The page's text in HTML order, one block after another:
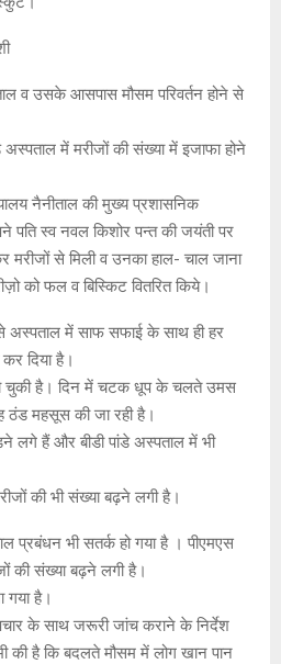
व उसके आसपास मौसम परिवर्तन होने से
में मरीजों की संख्या में इजाफा होने
नैनीताल की मुख्य प्रशासनिक
पति स्व नवल किशोर पन्त की जयंती पर
मरीजों से मिली व उनका हाल- चाल जाना
को फल व बिस्किट वितरित किये।
से अस्पताल में साफ सफाई के साथ ही हर
दिया है।
चुकी है। दिन में चटक धूप के चलते उमस
ठंड महसूस की जा रही है।
लगे हैं और बीडी पांडे अस्पताल में भी
की भी संख्या बढ़ने लगी है।
प्रबंधन भी सतर्क हो गया है । पीएमएस
की संख्या बढ़ने लगी है।
गया है।
के साथ जरूरी जांच कराने के निर्देश
की है कि बदलते मौसम में लोग खान पान